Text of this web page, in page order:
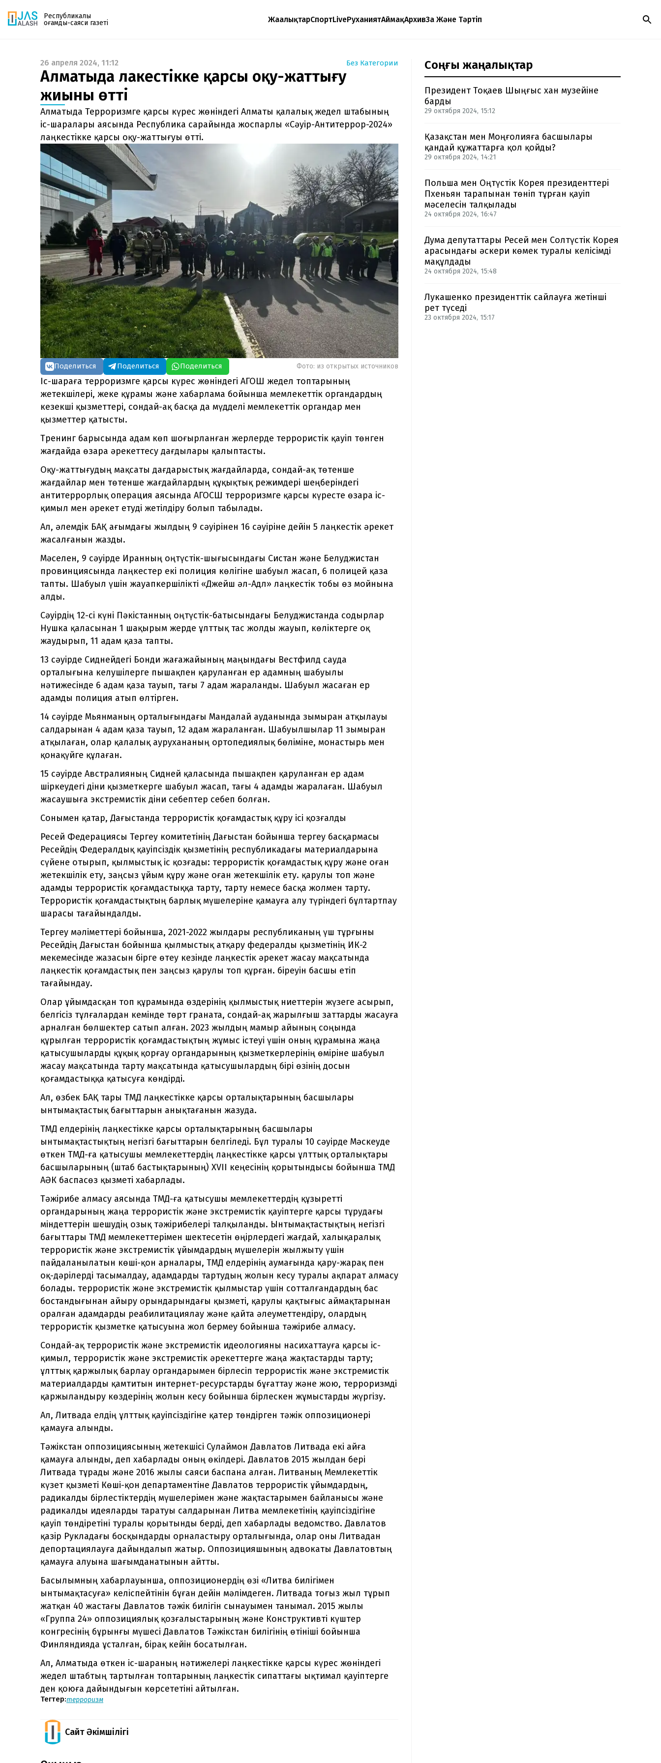
Республикалық
қоғамдық-саяси газеті
ЖаңалықтарСпортLiveРуханиятАймақАрхивЗаң Және Тәртіп
Газетке жазылу
PDF форматтағы газетті ай сайын электронды
поштаңызға алып отырыңыз. Жаңа нөмір
шыққан сәтте сізге бірден жіберіледі. Тек email
енгізіңіз, біз қалғанын өзіміз жібереміз.
26 апреля 2024, 11:12 Без Категории
Алматыда лаңкестікке қарсы оқу-жаттығу
жиыны өтті
Алматыда Терроризмге қарсы күрес жөніндегі Алматы қалалық жедел штабының
іс-шаралары аясында Республика сарайында жоспарлы «Сәуір-Антитеррор-2024»
лаңкестікке қарсы оқу-жаттығуы өтті.
Поделиться Поделиться Поделиться Фото: из открытых источников
Іс-шараға терроризмге қарсы күрес жөніндегі АГОШ жедел топтарының
жетекшілері, жеке құрамы және хабарлама бойынша мемлекеттік органдардың
кезекші қызметтері, сондай-ақ басқа да мүдделі мемлекеттік органдар мен
қызметтер қатысты.
Тренинг барысында адам көп шоғырланған жерлерде террористік қауіп төнген
жағдайда өзара әрекеттесу дағдылары қалыптасты.
Оқу-жаттығудың мақсаты дағдарыстық жағдайларда, сондай-ақ төтенше
жағдайлар мен төтенше жағдайлардың құқықтық режимдері шеңберіндегі
антитеррорлық операция аясында АГОСШ терроризмге қарсы күресте өзара іс-
қимыл мен әрекет етуді жетілдіру болып табылады.
Ал, әлемдік БАҚ ағымдағы жылдың 9 сәуірінен 16 сәуіріне дейін 5 лаңкестік әрекет
жасалғанын жазды.
Мәселен, 9 сәуірде Иранның оңтүстік-шығысындағы Систан және Белуджистан
провинциясында лаңкестер екі полиция көлігіне шабуыл жасап, 6 полицей қаза
тапты. Шабуыл үшін жауапкершілікті «Джейш әл-Адл» лаңкестік тобы өз мойнына
алды.
Сәуірдің 12-сі күні Пәкістанның оңтүстік-батысындағы Белуджистанда содырлар
Нушка қаласынан 1 шақырым жерде ұлттық тас жолды жауып, көліктерге оқ
жаудырып, 11 адам қаза тапты.
13 сәуірде Сиднейдегі Бонди жағажайының маңындағы Вестфилд сауда
орталығына келушілерге пышақпен қаруланған ер адамның шабуылы
нәтижесінде 6 адам қаза тауып, тағы 7 адам жараланды. Шабуыл жасаған ер
адамды полиция атып өлтірген.
14 сәуірде Мьянманың орталығындағы Мандалай ауданында зымыран атқылауы
салдарынан 4 адам қаза тауып, 12 адам жараланған. Шабуылшылар 11 зымыран
атқылаған, олар қалалық аурухананың ортопедиялық бөліміне, монастырь мен
қонақүйге құлаған.
15 сәуірде Австралияның Сидней қаласында пышақпен қаруланған ер адам
шіркеудегі діни қызметкерге шабуыл жасап, тағы 4 адамды жаралаған. Шабуыл
жасаушыға экстремистік діни себептер себеп болған.
Сонымен қатар, Дағыстанда террористік қоғамдастық құру ісі қозғалды
Ресей Федерациясы Тергеу комитетінің Дағыстан бойынша тергеу басқармасы
Ресейдің Федералдық қауіпсіздік қызметінің республикадағы материалдарына
сүйене отырып, қылмыстық іс қозғады: террористік қоғамдастық құру және оған
жетекшілік ету, заңсыз ұйым құру және оған жетекшілік ету. қарулы топ және
адамды террористік қоғамдастыққа тарту, тарту немесе басқа жолмен тарту.
Террористік қоғамдастықтың барлық мүшелеріне қамауға алу түріндегі бұлтартпау
шарасы тағайындалды.
Тергеу мәліметтері бойынша, 2021-2022 жылдары республиканың үш тұрғыны
Ресейдің Дағыстан бойынша қылмыстық атқару федералды қызметінің ИК-2
мекемесінде жазасын бірге өтеу кезінде лаңкестік әрекет жасау мақсатында
лаңкестік қоғамдастық пен заңсыз қарулы топ құрған. біреуін басшы етіп
тағайындау.
Олар ұйымдасқан топ құрамында өздерінің қылмыстық ниеттерін жүзеге асырып,
белгісіз тұлғалардан кемінде төрт граната, сондай-ақ жарылғыш заттарды жасауға
арналған бөлшектер сатып алған. 2023 жылдың мамыр айының соңында
құрылған террористік қоғамдастықтың жұмыс істеуі үшін оның құрамына жаңа
қатысушыларды құқық қорғау органдарының қызметкерлерінің өміріне шабуыл
жасау мақсатында тарту мақсатында қатысушылардың бірі өзінің досын
қоғамдастыққа қатысуға көндірді.
Ал, өзбек БАҚ тары ТМД лаңкестікке қарсы орталықтарының басшылары
ынтымақтастық бағыттарын анықтағанын жазуда.
ТМД елдерінің лаңкестікке қарсы орталықтарының басшылары
ынтымақтастықтың негізгі бағыттарын белгіледі. Бұл туралы 10 сәуірде Мәскеуде
өткен ТМД-ға қатысушы мемлекеттердің лаңкестікке қарсы ұлттық орталықтары
басшыларының (штаб бастықтарының) XVII кеңесінің қорытындысы бойынша ТМД
АӘК баспасөз қызметі хабарлады.
Тәжірибе алмасу аясында ТМД-ға қатысушы мемлекеттердің құзыретті
органдарының жаңа террористік және экстремистік қауіптерге қарсы тұрудағы
міндеттерін шешудің озық тәжірибелері талқыланды. Ынтымақтастықтың негізгі
бағыттары ТМД мемлекеттерімен шектесетін өңірлердегі жағдай, халықаралық
террористік және экстремистік ұйымдардың мүшелерін жылжыту үшін
пайдаланылатын көші-қон арналары, ТМД елдерінің аумағында қару-жарақ пен
оқ-дәрілерді тасымалдау, адамдарды тартудың жолын кесу туралы ақпарат алмасу
болады. террористік және экстремистік қылмыстар үшін сотталғандардың бас
бостандығынан айыру орындарындағы қызметі, қарулы қақтығыс аймақтарынан
оралған адамдарды реабилитациялау және қайта әлеуметтендіру, олардың
террористік қызметке қатысуына жол бермеу бойынша тәжірибе алмасу.
Сондай-ақ террористік және экстремистік идеологияны насихаттауға қарсы іс-
қимыл, террористік және экстремистік әрекеттерге жаңа жақтастарды тарту;
ұлттық қаржылық барлау органдарымен бірлесіп террористік және экстремистік
материалдарды қамтитын интернет-ресурстарды бұғаттау және жою, терроризмді
қаржыландыру көздерінің жолын кесу бойынша бірлескен жұмыстарды жүргізу.
Ал, Литвада елдің ұлттық қауіпсіздігіне қатер төндірген тәжік оппозиционері
қамауға алынды.
Тәжікстан оппозициясының жетекшісі Сулаймон Давлатов Литвада екі айға
қамауға алынды, деп хабарлады оның өкілдері. Давлатов 2015 жылдан бері
Литвада тұрады және 2016 жылы саяси баспана алған. Литваның Мемлекеттік
күзет қызметі Көші-қон департаментіне Давлатов террористік ұйымдардың,
радикалды бірлестіктердің мүшелерімен және жақтастарымен байланысы және
радикалды идеяларды таратуы салдарынан Литва мемлекетінің қауіпсіздігіне
қауіп төндіретіні туралы қорытынды берді, деп хабарлады ведомство. Давлатов
қазір Рукладағы босқындарды орналастыру орталығында, олар оны Литвадан
депортациялауға дайындалып жатыр. Оппозицияшының адвокаты Давлатовтың
қамауға алуына шағымданатынын айтты.
Басылымның хабарлауынша, оппозиционердің өзі «Литва билігімен
ынтымақтасуға» келіспейтінін бұған дейін мәлімдеген. Литвада тоғыз жыл тұрып
жатқан 40 жастағы Давлатов тәжік билігін сынауымен танымал. 2015 жылы
«Группа 24» оппозициялық қозғалыстарының және Конструктивті күштер
конгресінің бұрынғы мүшесі Давлатов Тәжікстан билігінің өтініші бойынша
Финляндияда ұсталған, бірақ кейін босатылған.
Ал, Алматыда өткен іс-шараның нәтижелері лаңкестікке қарсы күрес жөніндегі
жедел штабтың тартылған топтарының лаңкестік сипаттағы ықтимал қауіптерге
ден қоюға дайындығын көрсететіні айтылған.
Тегтер:терроризм
Сайт Әкімшілігі
Соңғы жаңалықтар
Президент Тоқаев Шыңғыс хан музейіне
барды
29 октября 2024, 15:12
Қазақстан мен Моңғолияға басшылары
қандай құжаттарға қол қойды?
29 октября 2024, 14:21
Польша мен Оңтүстік Корея президенттері
Пхеньян тарапынан төніп тұрған қауіп
мәселесін талқылады
24 октября 2024, 16:47
Дума депутаттары Ресей мен Солтүстік Корея
арасындағы әскери көмек туралы келісімді
мақұлдады
24 октября 2024, 15:48
Лукашенко президенттік сайлауға жетінші
рет түседі
23 октября 2024, 15:17